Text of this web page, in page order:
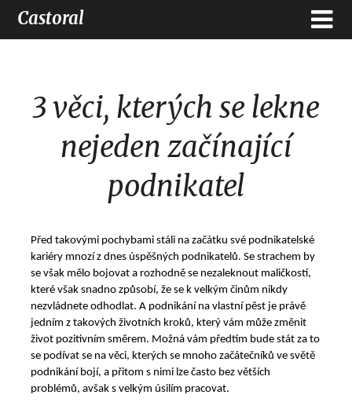
Castoral
3 věci, kterých se lekne
nejeden začínající
podnikatel
Před takovými pochybami stáli na začátku své podnikatelské
kariéry mnozí z dnes úspěšných podnikatelů. Se strachem by
se však mělo bojovat a rozhodně se nezaleknout maličkostí,
které však snadno způsobí, že se k velkým činům nikdy
nezvládnete odhodlat. A podnikání na vlastní pěst je právě
jedním z takových životních kroků, který vám může změnit
život pozitivním směrem. Možná vám předtím bude stát za to
se podívat se na věci, kterých se mnoho začátečníků ve světě
podnikání bojí, a přitom s nimi lze často bez větších
problémů, avšak s velkým úsilím pracovat.